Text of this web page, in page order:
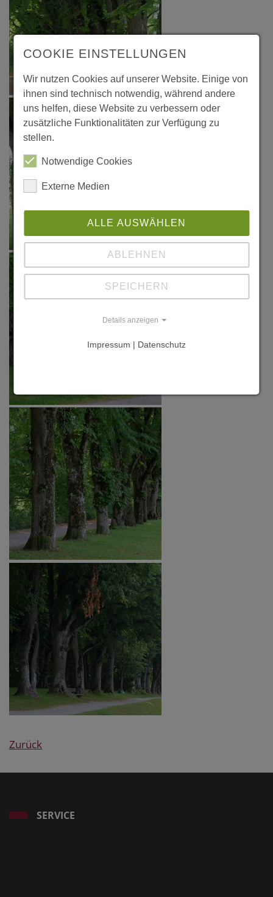
Zurück
SERVICE
COOKIE EINSTELLUNGEN
Wir nutzen Cookies auf unserer Website. Einige von
ihnen sind technisch notwendig, während andere
uns helfen, diese Website zu verbessern oder
zusätzliche Funktionalitäten zur Verfügung zu
stellen.
Notwendige Cookies
Externe Medien
ALLE AUSWÄHLEN
ABLEHNEN
SPEICHERN
Details anzeigen
Impressum | Datenschutz